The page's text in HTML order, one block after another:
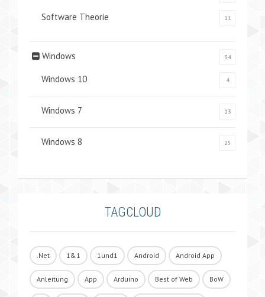
Software Theorie 11
Windows 34
Windows 10 4
Windows 7 13
Windows 8 25
TAGCLOUD
.Net 1&1 1und1 Android Android App
Anleitung App Arduino Best of Web BoW